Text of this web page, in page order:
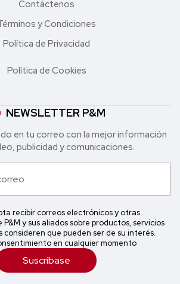
Contáctenos
y Condiciones
Política de Privacidad
Política de Cookies
NEWSLETTER P&M
en tu correo con la mejor in formación
publicidad y comunicaciones.
recibir correos electrónicos y otras
y sus aliados sobre productos, servicios
consideren que pueden ser de su interés.
en cualquier momento
Suscríbase